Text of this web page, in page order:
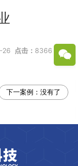
26 点击： 8366
属
下一案例： 没有了